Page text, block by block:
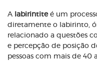
A labirintiteé um
diretamente o labirinto,
relacionado a questões
e percepção de posição
pessoas com mais de 40